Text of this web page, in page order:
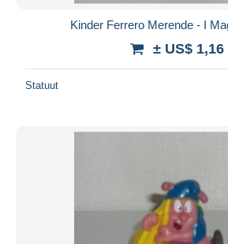
Kinder Ferrero Merende - I
± US$ 1,16
Statuut